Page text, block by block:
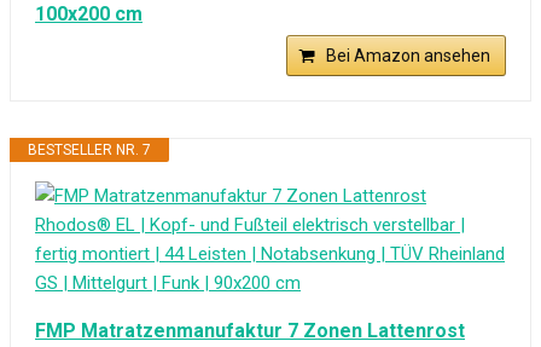
100x200 cm
Bei Amazon ansehen
BESTSELLER NR. 7
FMP Matratzenmanufaktur 7 Zonen Lattenrost